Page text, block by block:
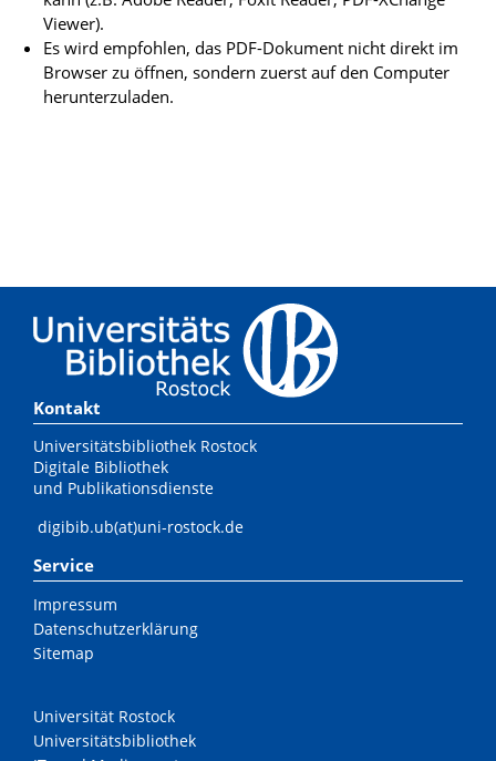
Viewer).
Es wird empfohlen, das PDF-Dokument nicht direkt im
Browser zu öffnen, sondern zuerst auf den Computer
herunterzuladen.
Kontakt
Universitätsbibliothek Rostock
Digitale Bibliothek
und Publikationsdienste
digibib.ub(at)uni-rostock.de
Service
Impressum
Datenschutzerklärung
Sitemap
Universität Rostock
Universitätsbibliothek